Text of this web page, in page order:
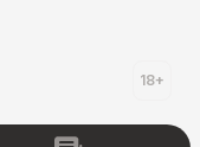
18+